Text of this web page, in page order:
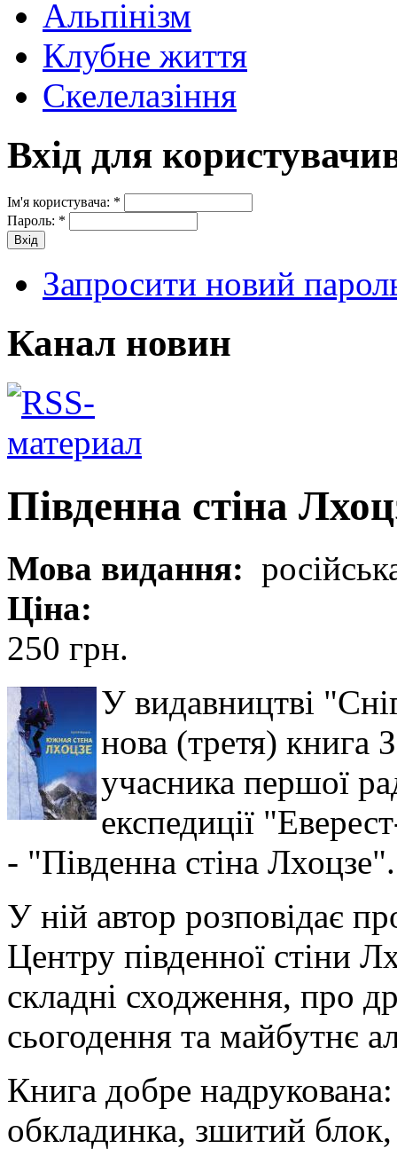
Альпінізм
Клубне життя
Скелелазіння
Вхід для
Ім'я користувача: *
Пароль: *
Запросити новий
Канал новин
Південна стіна
Мова видання:
Ціна:
250 грн.
У видавництві
нова (третя) книга
учасника першої
експедиції
- "Південна стіна Лхоцзе".
У ній автор розповідає
Центру південної стіни
складні сходження, про
сьогодення та майбутнє
Книга добре
обкладинка, зшитий